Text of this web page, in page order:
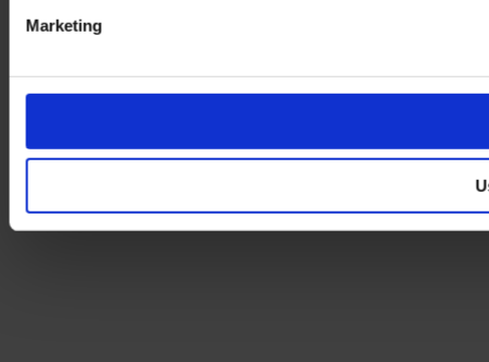
Marketing